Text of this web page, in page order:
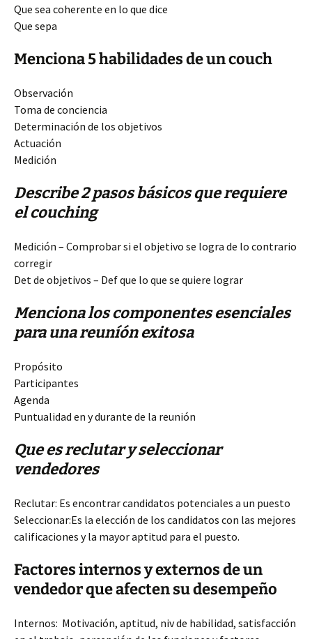
Que sea coherente en lo que dice
Que sepa
Menciona 5 habilidades de un couch
Observación
Toma de conciencia
Determinación de los objetivos
Actuación
Medición
Describe 2 pasos básicos que requiere
el couching
Medición – Comprobar si el objetivo se logra de lo contrario
corregir
Det de objetivos – Def que lo que se quiere lograr
Menciona los componentes esenciales
para una reuníón exitosa
Propósito
Participantes
Agenda
Puntualidad en y durante de la reunión
Que es reclutar y seleccionar
vendedores
Reclutar: Es encontrar candidatos potenciales a un puesto
Seleccionar:Es la elección de los candidatos con las mejores
calificaciones y la mayor aptitud para el puesto.
Factores internos y externos de un
vendedor que afecten su desempeño
Internos: Motivación, aptitud, niv de habilidad, satisfacción